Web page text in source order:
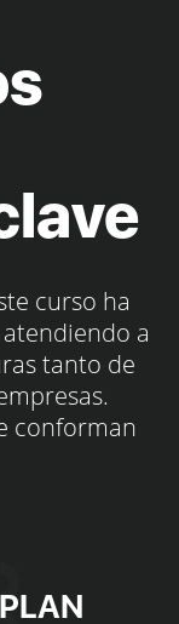
curso ha
a
tanto de
conforman